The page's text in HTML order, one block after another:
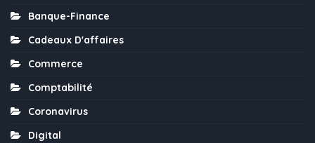
Banque-Finance
Cadeaux D'affaires
Commerce
Comptabilité
Coronavirus
Digital